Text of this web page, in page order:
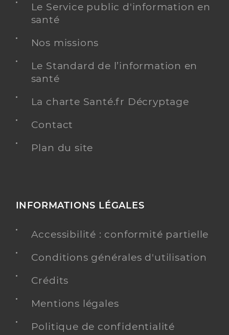
Le Service public d'information en
santé
Nos missions
Le Standard de l’information en
santé
La charte Santé.fr Décryptage
Contact
Plan du site
INFORMATIONS LÉGALES
Accessibilité : conformité partielle
Conditions générales d'utilisation
Crédits
Mentions légales
Politique de confidentialité